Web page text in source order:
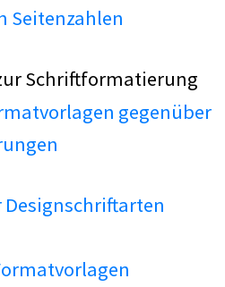
Seitenzahlen
Schriftformatierung
gegenüber